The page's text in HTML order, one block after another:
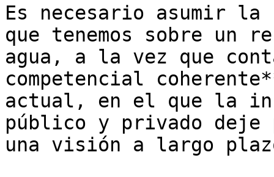
Es necesario asumir
que tenemos sobre un
agua, a la vez que
competencial
actual, en el que la
público y privado deje
una visión a largo